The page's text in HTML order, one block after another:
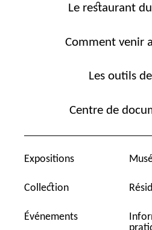
Le restaurant
Comment venir
Les outils
Centre de
Expositions
Collection
Événements